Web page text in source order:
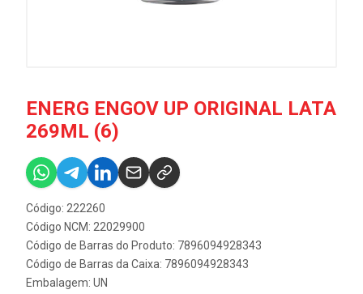
ENERG ENGOV UP ORIGINAL LATA
269ML (6)
Código: 222260
Código NCM: 22029900
Código de Barras do Produto: 7896094928343
Código de Barras da Caixa: 7896094928343
Embalagem: UN